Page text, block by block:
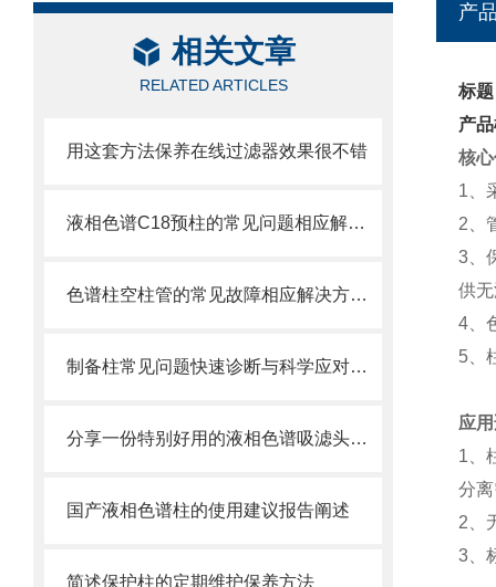
相关文章
RELATED ARTICLES
用这套方法保养在线过滤器效果很不错
液相色谱C18预柱的常见问题相应解决方法分享
色谱柱空柱管的常见故障相应解决方法分享
制备柱常见问题快速诊断与科学应对策略分享
分享一份特别好用的液相色谱吸滤头维护保养方法
国产液相色谱柱的使用建议报告阐述
简述保护柱的定期维护保养方法
产
标
产
核
1、
2、
3、
供
4、
5、
应
1、
分
2、
3、